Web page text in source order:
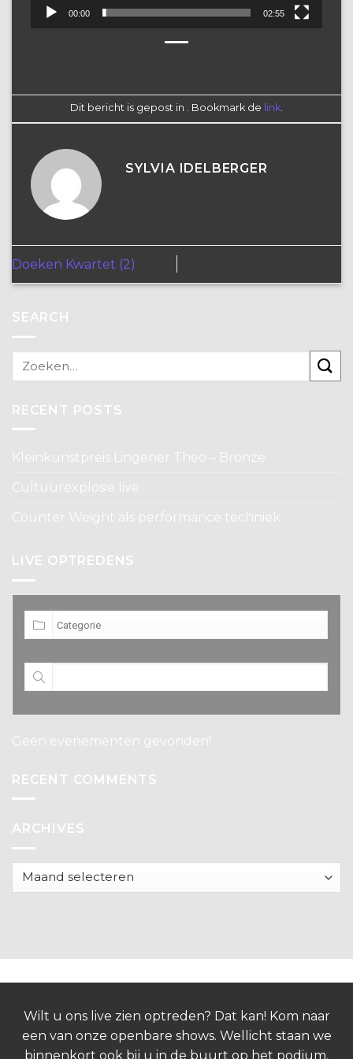
00:00 02:55
Dit bericht is gepost in . Bookmark de link
SYLVIA IDELBERGER
Doeken Kwartet (2)
SEARCH
RECENT POSTS
Kleinkunstpreis Lingener Theo – Bronze
Cultuurexplosie live
Counter Weight als performance techniek
LIVE OPTREDENS
Geen evenementen gevonden!
RECENT COMMENTS
ARCHIVES
Archives
Wilt u ons live zien optreden? Dat kan! Kom naar
een van onze openbare shows. Wellicht staan we
binnenkort ook bij u in de buurt op het podium.